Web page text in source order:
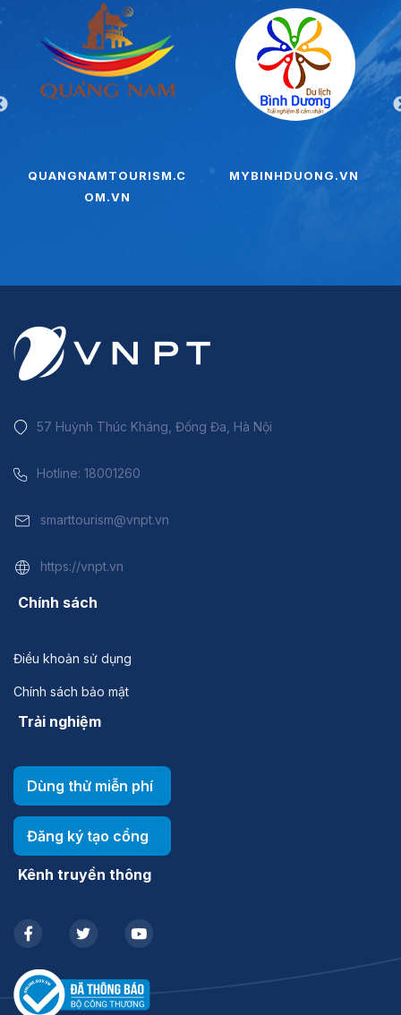
MYBINHDUONG.VN MYBINHTHUAN.VN
57 Huỳnh Thúc Kháng, Đống Đa, Hà Nội
Hotline: 18001260
smarttourism@vnpt.vn
https://vnpt.vn
Chính sách
Điều khoản sử dụng
Chính sách bảo mật
Trải nghiệm
Dùng thử miễn phí
Đăng ký tạo cổng
Kênh truyền thông